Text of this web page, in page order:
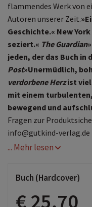
flammendes Werk von
Autoren unserer Zeit.
Geschichte.« New
seziert.« The Guardian
jeden, der das Buch in
Post»Unermüdlich,
verdorbene Herzist
mit einem
bewegend und
Fragen zur
info@gutkind-verlag.de
... Mehr lesen
Buch (Hardcover)
€ 25,70